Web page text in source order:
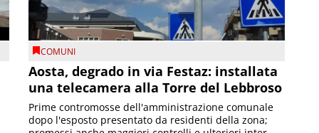
COMUNI
Aosta, degrado in via Festaz: installata
una telecamera alla Torre del Lebbroso
Prime contromosse dell'amministrazione comunale
dopo l'esposto presentato da residenti della zona;